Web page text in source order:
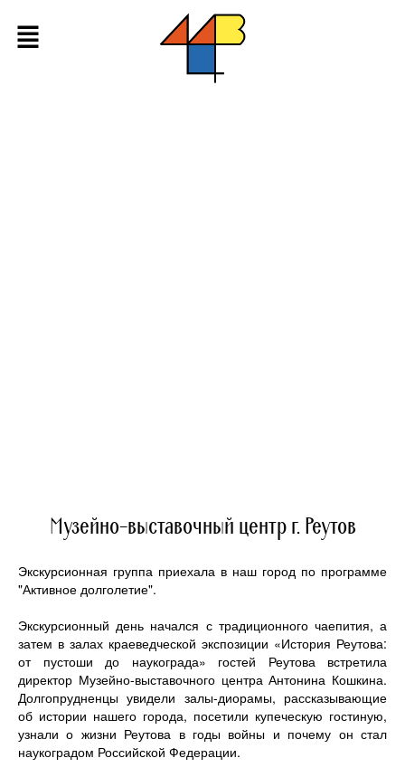
Музейно-выставочный центр г. Реутов
Экскурсионная группа приехала в наш город по программе
"Активное долголетие".
Экскурсионный день начался с традиционного чаепития, а
затем в залах краеведческой экспозиции «История Реутова:
от пустоши до наукограда» гостей Реутова встретила
директор Музейно-выставочного центра Антонина Кошкина.
Долгопрудненцы увидели залы-диорамы, рассказывающие
об истории нашего города, посетили купеческую гостиную,
узнали о жизни Реутова в годы войны и почему он стал
наукоградом Российской Федерации.